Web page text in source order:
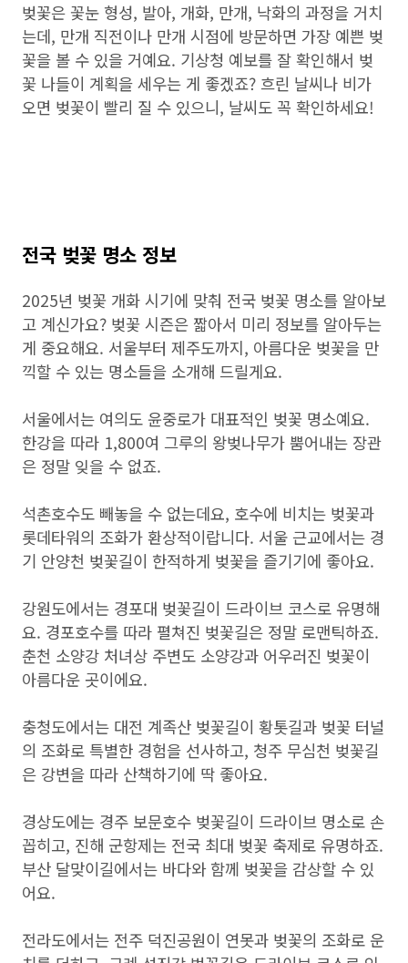
벚꽃은 꽃눈 형성, 발아, 개화, 만개, 낙화의 과정을 거치
는데, 만개 직전이나 만개 시점에 방문하면 가장 예쁜 벚
꽃을 볼 수 있을 거예요. 기상청 예보를 잘 확인해서 벚
꽃 나들이 계획을 세우는 게 좋겠죠? 흐린 날씨나 비가
오면 벚꽃이 빨리 질 수 있으니, 날씨도 꼭 확인하세요!
전국 벚꽃 명소 정보
2025년 벚꽃 개화 시기에 맞춰 전국 벚꽃 명소를 알아보
고 계신가요? 벚꽃 시즌은 짧아서 미리 정보를 알아두는
게 중요해요. 서울부터 제주도까지, 아름다운 벚꽃을 만
끽할 수 있는 명소들을 소개해 드릴게요.
서울에서는 여의도 윤중로가 대표적인 벚꽃 명소예요.
한강을 따라 1,800여 그루의 왕벚나무가 뿜어내는 장관
은 정말 잊을 수 없죠.
석촌호수도 빼놓을 수 없는데요, 호수에 비치는 벚꽃과
롯데타워의 조화가 환상적이랍니다. 서울 근교에서는 경
기 안양천 벚꽃길이 한적하게 벚꽃을 즐기기에 좋아요.
강원도에서는 경포대 벚꽃길이 드라이브 코스로 유명해
요. 경포호수를 따라 펼쳐진 벚꽃길은 정말 로맨틱하죠.
춘천 소양강 처녀상 주변도 소양강과 어우러진 벚꽃이
아름다운 곳이에요.
충청도에서는 대전 계족산 벚꽃길이 황톳길과 벚꽃 터널
의 조화로 특별한 경험을 선사하고, 청주 무심천 벚꽃길
은 강변을 따라 산책하기에 딱 좋아요.
경상도에는 경주 보문호수 벚꽃길이 드라이브 명소로 손
꼽히고, 진해 군항제는 전국 최대 벚꽃 축제로 유명하죠.
부산 달맞이길에서는 바다와 함께 벚꽃을 감상할 수 있
어요.
전라도에서는 전주 덕진공원이 연못과 벚꽃의 조화로 운